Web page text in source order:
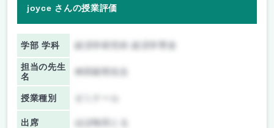
joyce さんの授業評価
学部 学科
担当の先生
名
神田範明先生
授業種別
出席 ほぼ毎回とる